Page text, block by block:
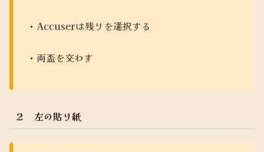
・Accuserは残りを選択する
・両盃を交わす
２ 左の貼り紙